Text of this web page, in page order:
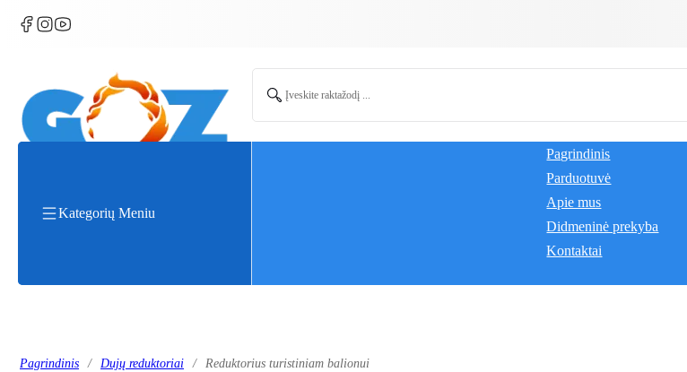
Search ...
Kategorių Meniu
Pagrindinis
Parduotuvė
Apie mus
Didmeninė prekyba
Kontaktai
Pagrindinis / Dujų reduktoriai / Reduktorius turistiniam balionui